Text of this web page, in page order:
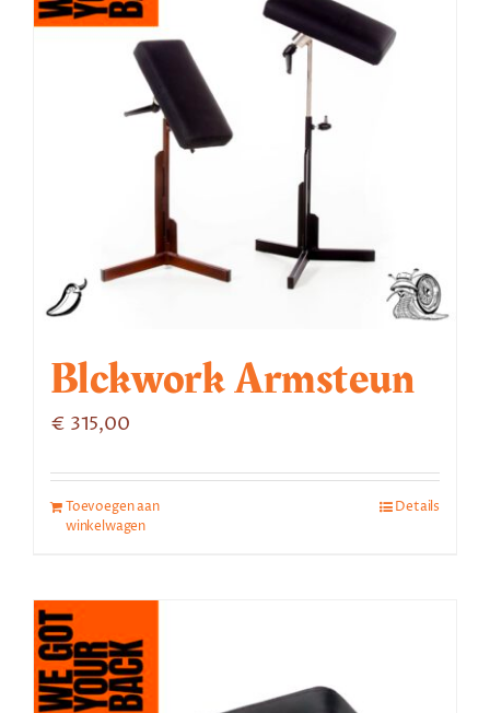
Blckwork Armsteun
€ 315,00
Toevoegen aan
winkelwagen
Details